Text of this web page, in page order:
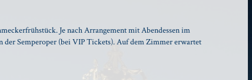
Je nach Arrangement mit Abendessen im
Semperoper (bei VIP Tickets). Auf dem Zimmer erwartet